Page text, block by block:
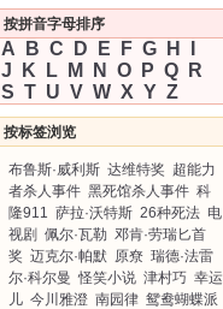
按拼音字母排序
A B C D E F G H
J
K L M N O P Q
R
S T U V W X Y Z
按标签浏览
布鲁斯·威利斯 达维特奖 超能力
者杀人事件 黑死馆杀人事件 科
隆911 萨拉·沃特斯 26种死法 电
视剧 佩尔·瓦勒 邓肯·劳瑞匕首
奖 迈克尔·帕默 原尞 瑞德·法雷
尔·科尔曼 怪笑小说 津村巧 幸运
儿 今川雅澄 南园律 鸳鸯蝴蝶派